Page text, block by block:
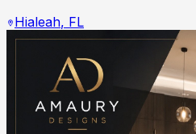
Hialeah, FL